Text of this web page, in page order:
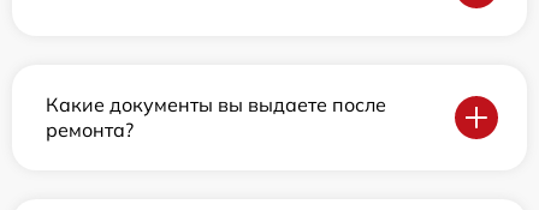
Какие документы вы выдаете после
ремонта?